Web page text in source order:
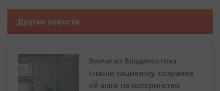
Другие новости
Врачи из Владивостока
спасли пациентку, сохранив
ей шанс на материнство